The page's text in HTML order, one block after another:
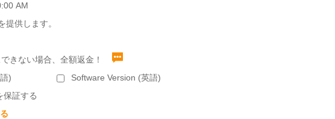
AM
提供します。
ない場合、全額返金！
)
Software Version (英語)
保証する